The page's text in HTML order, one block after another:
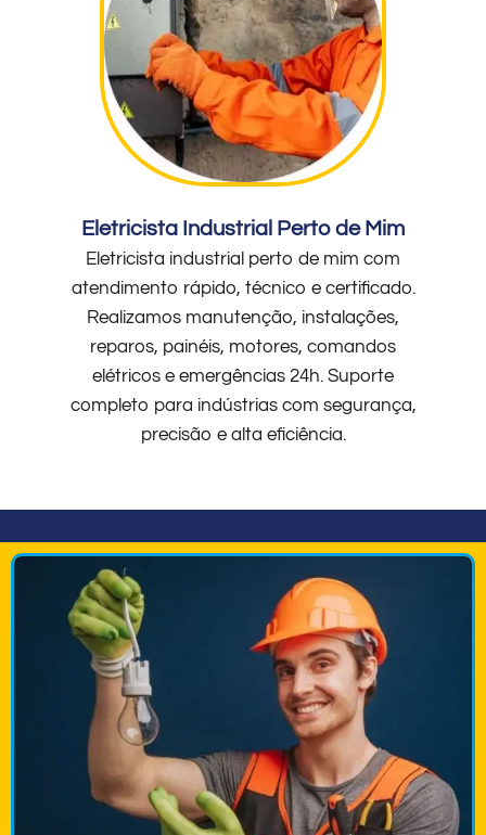
Eletricista Industrial Perto de Mim
Eletricista industrial perto de mim com
atendimento rápido, técnico e certificado.
Realizamos manutenção, instalações,
reparos, painéis, motores, comandos
elétricos e emergências 24h. Suporte
completo para indústrias com segurança,
precisão e alta eficiência.